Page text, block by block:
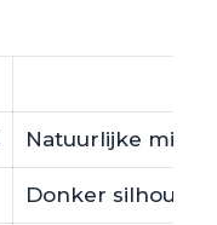
Natuurlijke
Donker silhouet